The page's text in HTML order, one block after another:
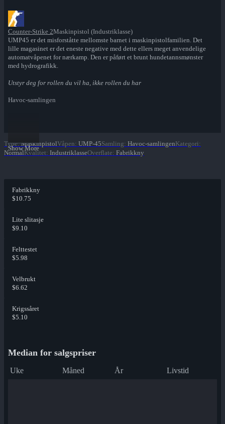
Counter-Strike 2Maskinpistol (Industriklasse)
UMP45 er det misforståtte mellomste barnet i maskinpistolfamilien. Det
lille magasinet er det eneste negative med dette ellers meget anvendelige
automatvåpenet for nærkamp. Den er påført et brunt hundetannsmønster
med hydrografikk.
Utstyr deg for rollen du vil ha, ikke rollen du har
Havoc-samlingen
Show More
Type: MaskinpistolVåpen: UMP-45Samling: Havoc-samlingenKategori:
Normal Kvalitet: IndustriklasseOverflate: Fabrikkny
Fabrikkny
$10.75
Lite slitasje
$9.10
Felttestet
$5.98
Velbrukt
$6.62
Krigssåret
$5.10
Median for salgspriser
Uke Måned År Livstid